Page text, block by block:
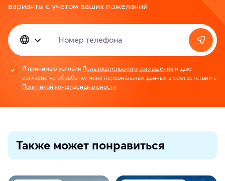
варианты с учетом ваших пожеланий
Номер телефона
Я принимаю условия Пользовательского соглашения и даю
согласие на обработку моих персональных данных в соответствии с
Политикой конфиденциальности
Также может понравиться